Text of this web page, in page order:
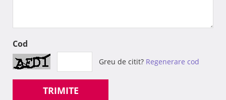
Cod
Greu de citit? Regenerare cod
TRIMITE